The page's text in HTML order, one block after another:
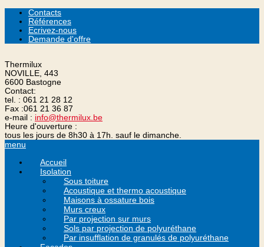
Contacts
Références
Ecrivez-nous
Demande d'offre
Thermilux
NOVILLE, 443
6600 Bastogne
Contact:
tel. : 061 21 28 12
Fax :061 21 36 87
e-mail : info@thermilux.be
Heure d'ouverture :
tous les jours de 8h30 à 17h. sauf le dimanche.
menu
Accueil
Isolation
Sous toiture
Acoustique et thermo acoustique
Maisons à ossature bois
Murs creux
Par projection sur murs
Sols par projection de polyuréthane
Par insufflation de granulés de polyuréthane